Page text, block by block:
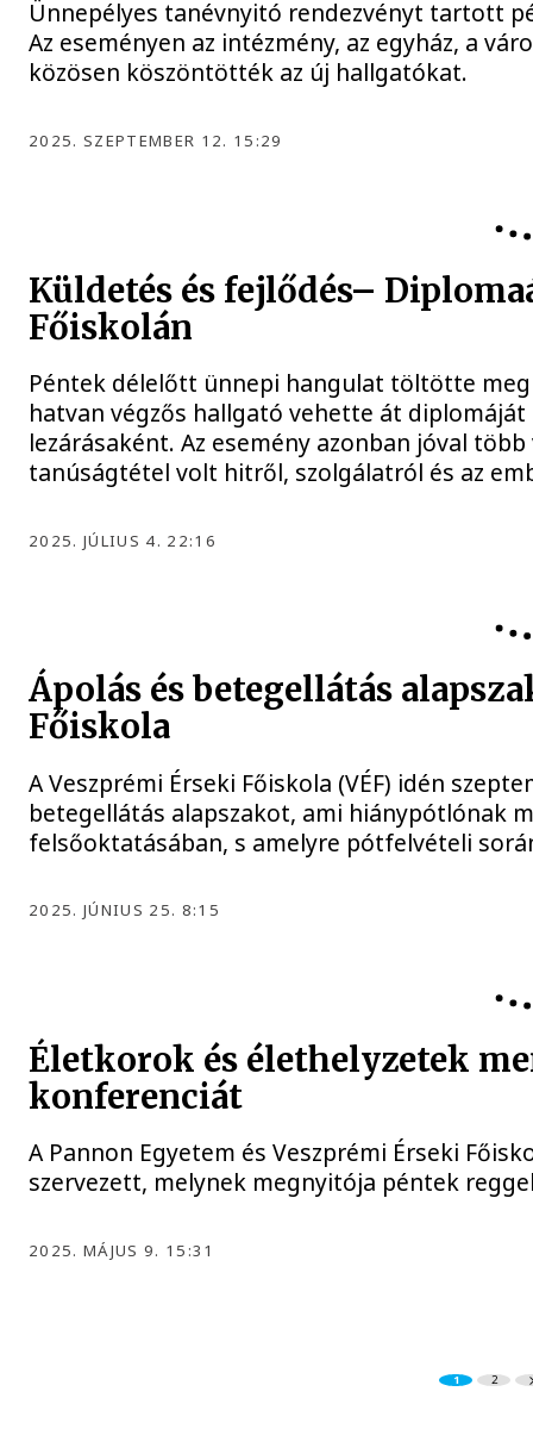
Ünnepélyes tanévnyitó rendezvényt tartott
Az eseményen az intézmény, az egyház, a
közösen köszöntötték az új hallgatókat.
2025. SZEPTEMBER 12. 15:29
Küldetés és fejlődés–
Főiskolán
Péntek délelőtt ünnepi hangulat töltötte
hatvan végzős hallgató vehette át
lezárásaként. Az esemény azonban jóval
tanúságtétel volt hitről, szolgálatról és az
2025. JÚLIUS 4. 22:16
Ápolás és betegellátás
Főiskola
A Veszprémi Érseki Főiskola (VÉF) idén
betegellátás alapszakot, ami hiánypótlónak
felsőoktatásában, s amelyre pótfelvételi
2025. JÚNIUS 25. 8:15
Életkorok és élethelyzetek
konferenciát
A Pannon Egyetem és Veszprémi Érseki
szervezett, melynek megnyitója péntek
2025. MÁJUS 9. 15:31
1 2